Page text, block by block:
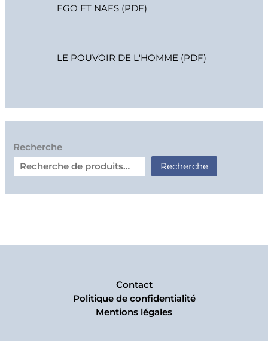
EGO ET NAFS (PDF)
LE POUVOIR DE L'HOMME (PDF)
Recherche
Recherche
Contact
Politique de confidentialité
Mentions légales